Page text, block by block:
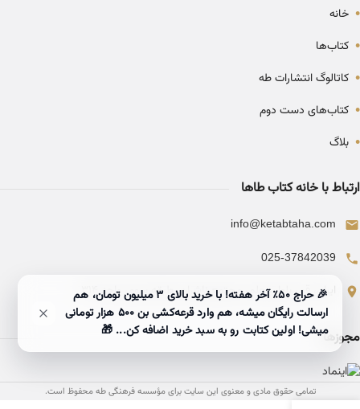
• خانه
• کتاب‌ها
• کاتالوگ انتشارات طه
• کتاب‌های دست دوم
• بلاگ
ارتباط با خانه کتاب طاها
info@ketabtaha.com
025-37842039
ایران، قم، بلوار معلم، مجتمع ناشران، طبقه سوم، واحد ۳۱۴
مجوزها
تمامی حقوق مادی و معنوی این سایت برای مؤسسه فرهنگی طه محفوظ است.
🎉 حراج ۵۰٪ آخر هفته! با خرید بالای 3 میلیون تومان، هم
ارسالت رایگان میشه، هم وارد قرعه‌کشی بن ۵۰۰ هزار تومانی
میشی! اولین کتابت رو به سبد خرید اضافه کن... 🎁